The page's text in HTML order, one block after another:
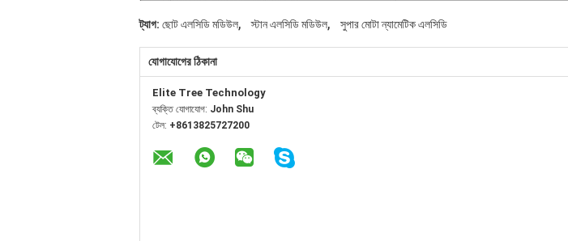
ট্যাগ: ছোট এলসিডি মডিউল, স্টান এলসিডি মডিউল, সুপার মোটা ন্যামেটিক এলসিডি
যোগাযোগের ঠিকানা
Elite Tree Technology
ব্যক্তি যোগাযোগ: John Shu
টেল: +8613825727200